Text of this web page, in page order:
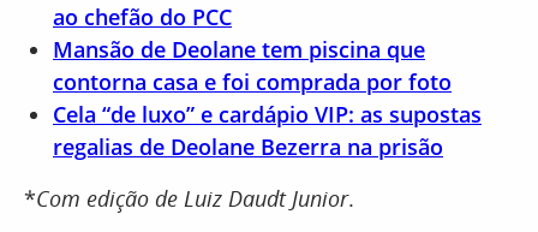
ao chefão do PCC
Mansão de Deolane tem piscina que
contorna casa e foi comprada por foto
Cela “de luxo” e cardápio VIP: as supostas
regalias de Deolane Bezerra na prisão
*Com edição de Luiz Daudt Junior.